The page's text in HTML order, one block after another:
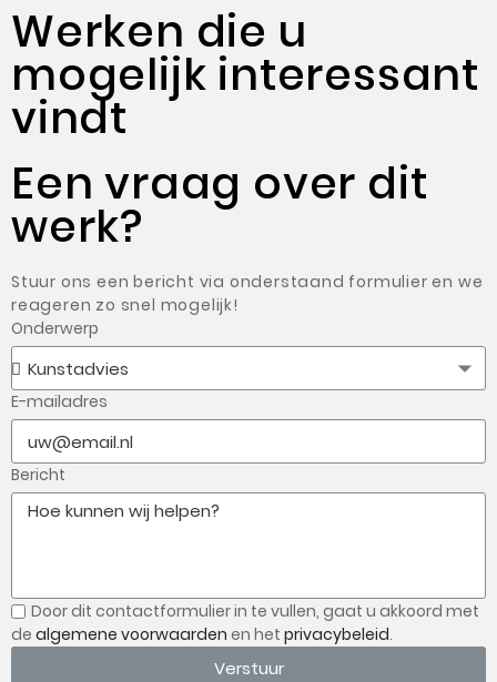
Werken die u
mogelijk interessant
vindt
Een vraag over dit
werk?
Stuur ons een bericht via onderstaand formulier en we
reageren zo snel mogelijk!
Onderwerp
E-mailadres
Bericht
Door dit contactformulier in te vullen, gaat u akkoord met
de algemene voorwaarden en het privacybeleid.
Verstuur